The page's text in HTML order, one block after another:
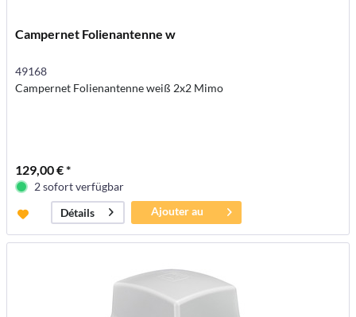
Campernet Folienantenne w
49168
Campernet Folienantenne weiß 2x2 Mimo
129,00 € *
2 sofort verfügbar
Détails
Ajouter au
panier